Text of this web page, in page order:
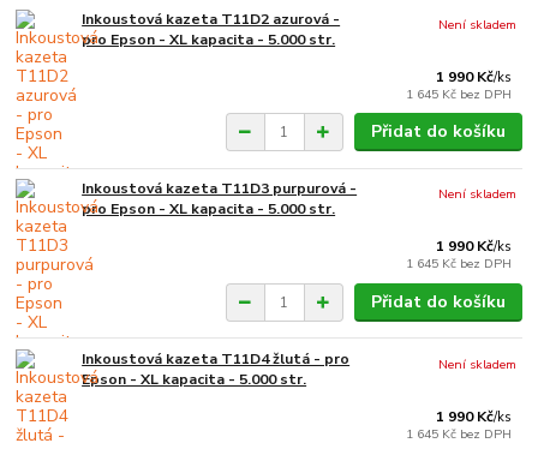
Inkoustová kazeta T11D2 azurová -
pro Epson - XL kapacita - 5.000 str.
1 990 Kč/ks
1 645 Kč bez DPH
Není skladem
Přidat do košíku
Inkoustová kazeta T11D3 purpurová -
pro Epson - XL kapacita - 5.000 str.
1 990 Kč/ks
1 645 Kč bez DPH
Není skladem
Přidat do košíku
Inkoustová kazeta T11D4 žlutá - pro
Epson - XL kapacita - 5.000 str.
1 990 Kč/ks
1 645 Kč bez DPH
Není skladem